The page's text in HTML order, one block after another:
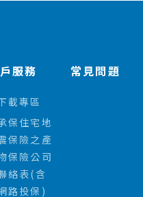
服務
載專區
保住宅地
保險之產
保險公司
絡表(含
路投保)
常見問題